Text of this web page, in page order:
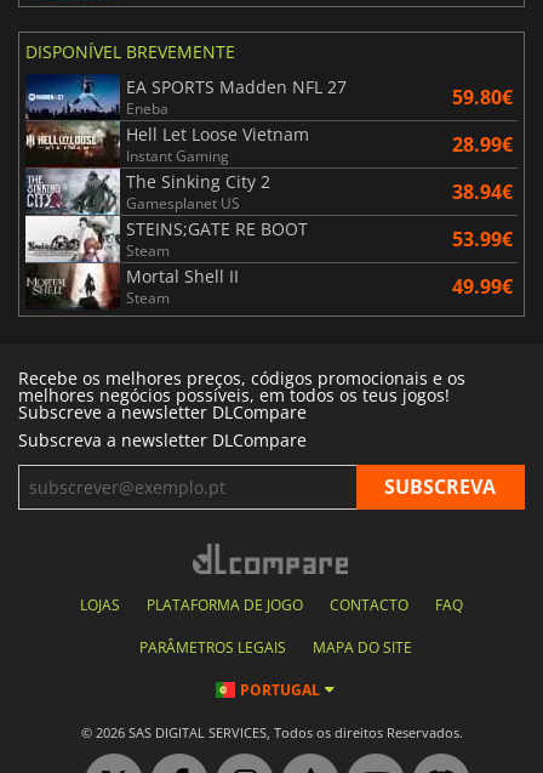
DISPONÍVEL BREVEMENTE
EA SPORTS Madden NFL 27
Eneba 59.80€
Hell Let Loose Vietnam
Instant Gaming 28.99€
The Sinking City 2
Gamesplanet US 38.94€
STEINS;GATE RE BOOT
Steam 53.99€
Mortal Shell II
Steam 49.99€
Recebe os melhores preços, códigos promocionais e os
melhores negócios possíveis, em todos os teus jogos!
Subscreve a newsletter DLCompare
Subscreva a newsletter DLCompare
LOJAS PLATAFORMA DE JOGO CONTACTO FAQ
PARÂMETROS LEGAIS MAPA DO SITE
PORTUGAL
© 2026 SAS DIGITAL SERVICES, Todos os direitos Reservados.